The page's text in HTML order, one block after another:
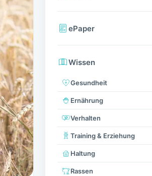
ePaper
Wissen
Gesundheit
Ernährung
Verhalten
Training & Erziehung
Haltung
Rassen